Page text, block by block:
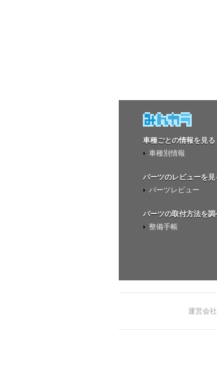
車種ごとの情報を見る
車種別情報
パーツのレビューを見
パーツレビュー
パーツの取付方法を調
整備手帳
運営会社